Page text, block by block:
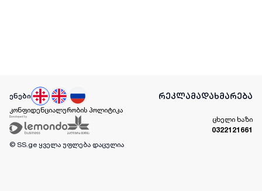
ენები რეკლამადახმარება
კონფიდენციალურობის პოლიტიკა
ცხელი ხაზი
0322121661
© SS.ge ყველა უფლება დაცულია